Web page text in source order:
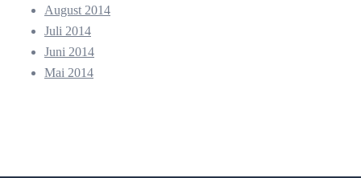
August 2014
Juli 2014
Juni 2014
Mai 2014